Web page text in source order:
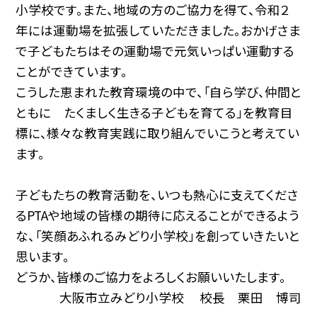
小学校です。また、地域の方のご協力を得て、令和２
年には運動場を拡張していただきました。おかげさま
で子どもたちはその運動場で元気いっぱい運動する
ことができています。
こうした恵まれた教育環境の中で、「自ら学び、仲間と
ともに たくましく生きる子どもを育てる」を教育目
標に、様々な教育実践に取り組んでいこうと考えてい
ます。
子どもたちの教育活動を、いつも熱心に支えてくださ
るPTAや地域の皆様の期待に応えることができるよう
な、「笑顔あふれるみどり小学校」を創っていきたいと
思います。
どうか、皆様のご協力をよろしくお願いいたします。
大阪市立みどり小学校 校長 栗田 博司